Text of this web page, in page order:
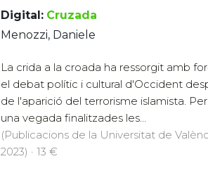
Digital: Cruzada
Menozzi, Daniele
La crida a la croada ha ressorgit amb
el debat polític i cultural d'Occident
de l'aparició del terrorisme islamista.
una vegada finalitzades les...
(Publicacions de la Universitat de
2023) · 13 €